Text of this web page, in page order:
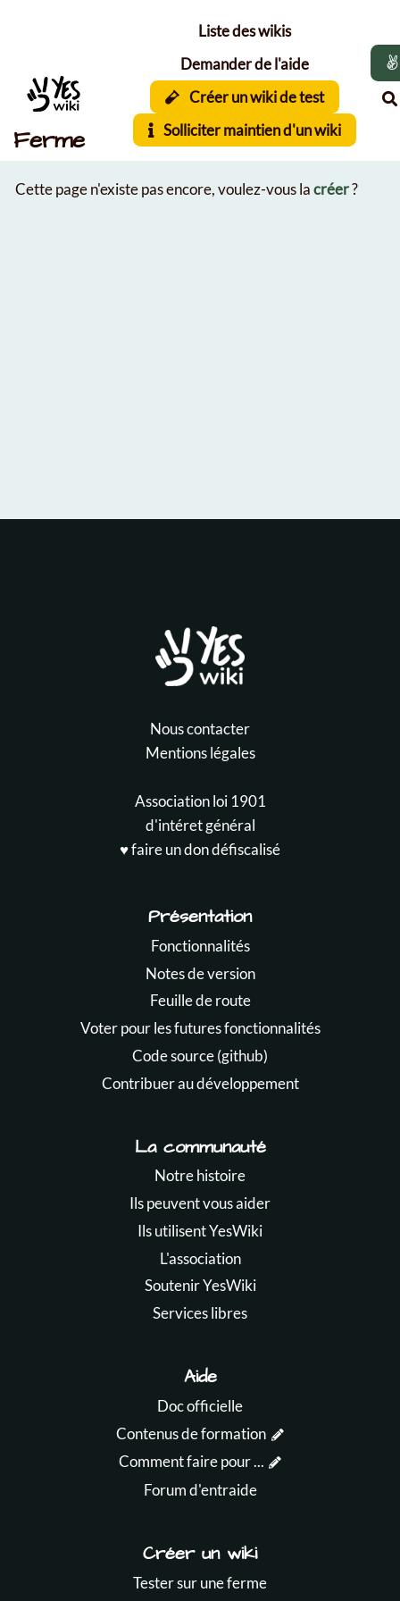
Ferme
Liste des wikis
Demander de l'aide
Créer un wiki de test
Solliciter maintien d'un wiki
Cette page n'existe pas encore, voulez-vous lacréer?
Nous contacter
Mentions légales
Association loi 1901
d'intéret général
♥️ faire un don défiscalisé
Présentation
Fonctionnalités
Notes de version
Feuille de route
Voter pour les futures fonctionnalités
Code source (github)
Contribuer au développement
La communauté
Notre histoire
Ils peuvent vous aider
Ils utilisent YesWiki
L'association
Soutenir YesWiki
Services libres
Aide
Doc officielle
Contenus de formation
Comment faire pour ...
Forum d'entraide
Créer un wiki
Tester sur une ferme